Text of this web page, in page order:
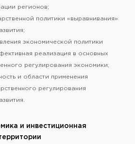
регионов;
политики «выравнивания»
экономической политики
реализация в основных
регулирования экономики;
и области применения
регулирования
и инвестиционная